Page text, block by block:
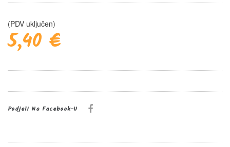
(PDV uključen)
5,40 €
Podjeli Na Facebook-U